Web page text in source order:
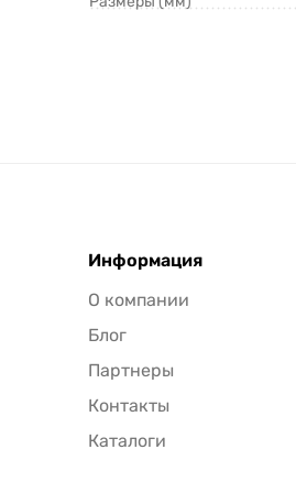
Информация
О компании
Блог
Партнеры
Контакты
Каталоги